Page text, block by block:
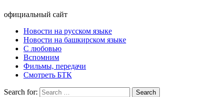
официальный сайт
Новости на русском языке
Новости на башкирском языке
С любовью
Вспомним
Фильмы, передачи
Смотреть БТК
Search for: